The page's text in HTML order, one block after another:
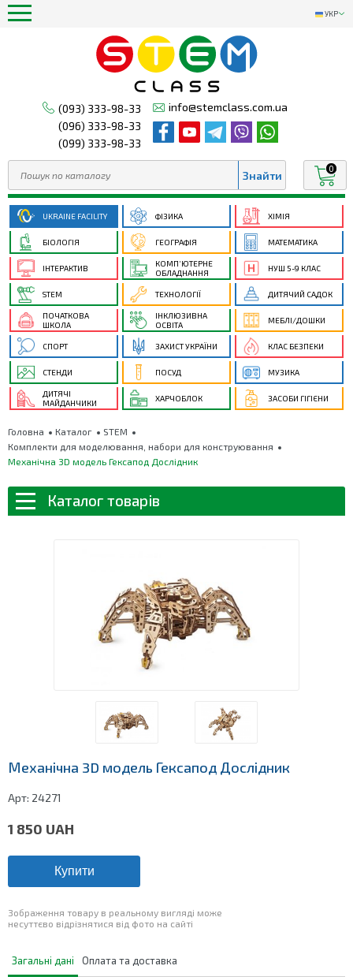
УКР
(093) 333-98-33
(096) 333-98-33
(099) 333-98-33
info@stemclass.com.ua
0
UKRAINE FACILITY ФІЗИКА ХІМІЯ
БІОЛОГІЯ ГЕОГРАФІЯ МАТЕМАТИКА
ІНТЕРАКТИВ
КОМП’ЮТЕРНЕ
ОБЛАДНАННЯ
НУШ 5-9 КЛАС
STEM ТЕХНОЛОГІЇ ДИТЯЧИЙ САДОК
ПОЧАТКОВА
ШКОЛА
ІНКЛЮЗИВНА
ОСВІТА
МЕБЛІ/ДОШКИ
СПОРТ ЗАХИСТ УКРАЇНИ КЛАС БЕЗПЕКИ
СТЕНДИ ПОСУД МУЗИКА
ДИТЯЧІ
МАЙДАНЧИКИ
ХАРЧОБЛОК ЗАСОБИ ГІГІЄНИ
Головна Каталог
STEM
Комплекти для моделювання, набори для конструювання
Механічна 3D модель Гексапод Дослідник
Каталог товарів
Механічна 3D модель Гексапод Дослідник
Арт: 24271
1 850 UAH
Купити
Зображення товару в реальному вигляді може
несуттєво відрізнятися від фото на сайті
Загальні дані Оплата та доставка